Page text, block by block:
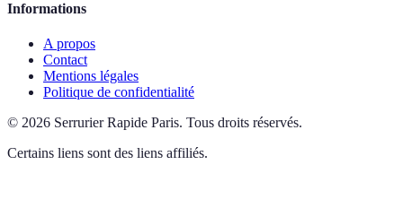
Informations
A propos
Contact
Mentions légales
Politique de confidentialité
© 2026 Serrurier Rapide Paris. Tous droits réservés.
Certains liens sont des liens affiliés.